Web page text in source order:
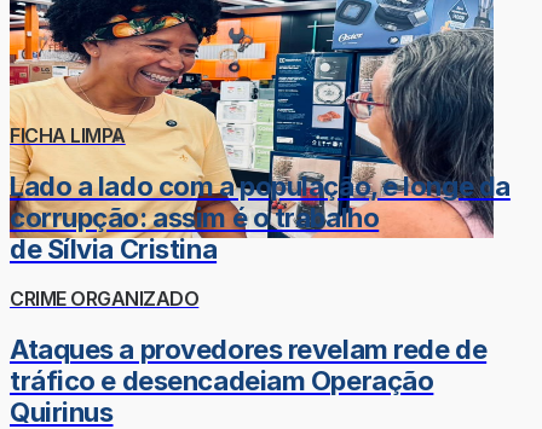
FICHA LIMPA
Lado a lado com a população, e longe da
corrupção: assim é o trabalho
de Sílvia Cristina
CRIME ORGANIZADO
Ataques a provedores revelam rede de
tráfico e desencadeiam Operação
Quirinus